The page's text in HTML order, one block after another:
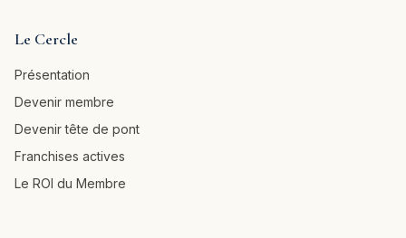
Le Cercle
Présentation
Devenir membre
Devenir tête de pont
Franchises actives
Le ROI du Membre